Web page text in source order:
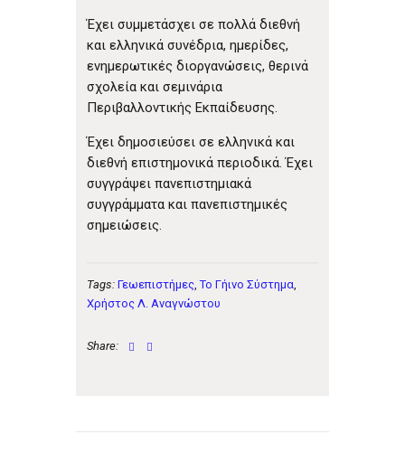
Έχει συμμετάσχει σε πολλά διεθνή
και ελληνικά συνέδρια, ημερίδες,
ενημερωτικές διοργανώσεις, θερινά
σχολεία και σεμινάρια
Περιβαλλοντικής Εκπαίδευσης.
Έχει δημοσιεύσει σε ελληνικά και
διεθνή επιστημονικά περιοδικά. Έχει
συγγράψει πανεπιστημιακά
συγγράμματα και πανεπιστημικές
σημειώσεις.
Tags: Γεωεπιστήμες,Το Γήινο Σύστημα,
Χρήστος Λ. Αναγνώστου
Share: